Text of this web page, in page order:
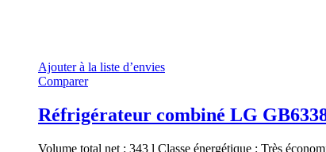
Ajouter à la liste d’envies
Comparer
Réfrigérateur combiné LG
Volume total net : 343 l Classe énergétique : Très